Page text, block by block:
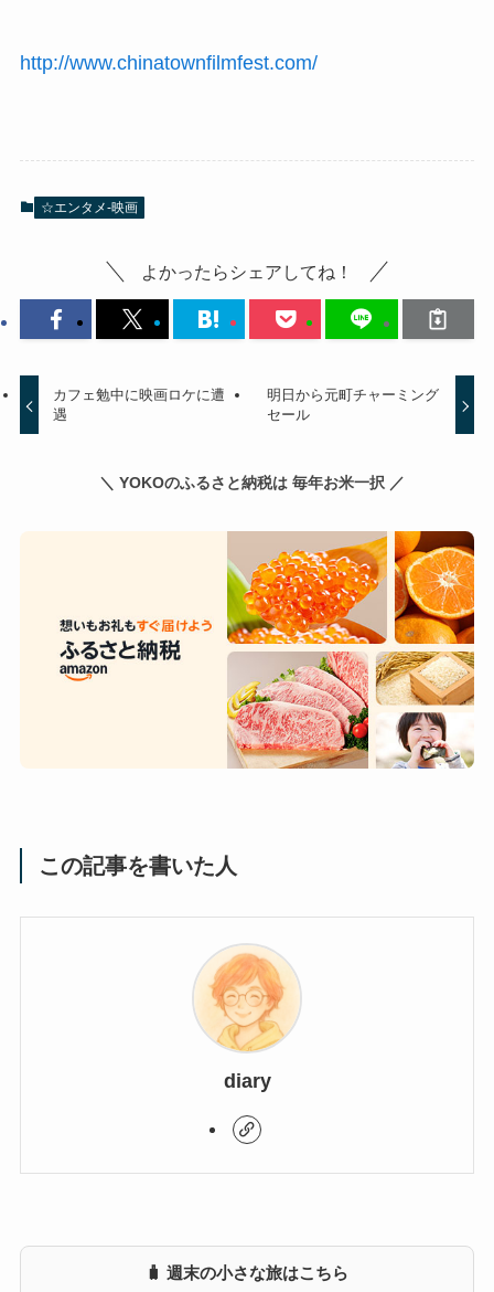
http://www.chinatownfilmfest.com/
☆エンタメ-映画
よかったらシェアしてね！
カフェ勉中に映画ロケに遭
遇
明日から元町チャーミング
セール
＼ YOKOのふるさと納税は 毎年お米一択 ／
この記事を書いた人
diary
🧳 週末の小さな旅はこちら